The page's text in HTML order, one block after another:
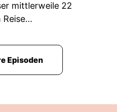
mittlerweile 22
Episoden